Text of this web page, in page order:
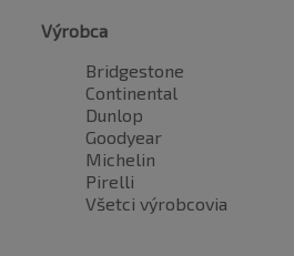
Výrobca
Bridgestone
Continental
Dunlop
Goodyear
Michelin
Pirelli
Všetci výrobcovia